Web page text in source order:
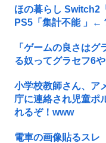
ほの暮らし Switch2
PS5「集計不能 」←
「ゲームの良さは
る奴ってグラセフ6
小学校教師さん、ア
庁に連絡され児童ポ
れるぞ！www
電車の画像貼るスレ